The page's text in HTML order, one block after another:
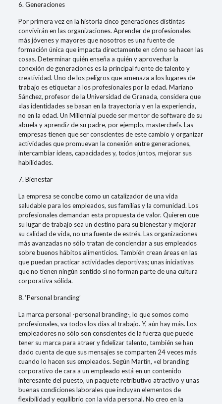
6. Generaciones
Por primera vez en la historia cinco generaciones distintas
convivirán en las organizaciones. Aprender de profesionales
más jóvenes y mayores que nosotros es una fuente de
formación única que impacta directamente en cómo se hacen las
cosas. Determinar quién enseña a quién y aprovechar la
conexión de generaciones es la principal fuente de talento y
creatividad. Uno de los peligros que amenaza a los lugares de
trabajo es etiquetar a los profesionales por la edad. Mariano
Sánchez, profesor de la Universidad de Granada, considera que
«las identidades se basan en la trayectoria y en la experiencia,
no en la edad. Un Millennial puede ser mentor de software de su
abuela y aprendiz de su padre, por ejemplo, masterchef». Las
empresas tienen que ser conscientes de este cambio y organizar
actividades que promuevan la conexión entre generaciones,
intercambiar ideas, capacidades y, todos juntos, mejorar sus
habilidades.
7. Bienestar
La empresa se concibe como un catalizador de una vida
saludable para los empleados, sus familias y la comunidad. Los
profesionales demandan esta propuesta de valor. Quieren que
su lugar de trabajo sea un destino para su bienestar y mejorar
su calidad de vida, no una fuente de estrés. Las organizaciones
más avanzadas no sólo tratan de concienciar a sus empleados
sobre buenos hábitos alimenticios. También crean áreas en las
que puedan practicar actividades deportivas; unas iniciativas
que no tienen ningún sentido si no forman parte de una cultura
corporativa sólida.
8. ‘Personal branding’
La marca personal -personal branding-, lo que somos como
profesionales, va todos los días al trabajo. Y, aún hay más. Los
empleadores no sólo son conscientes de la fuerza que puede
tener su marca para atraer y fidelizar talento, también se han
dado cuenta de que sus mensajes se comparten 24 veces más
cuando lo hacen sus empleados. Según Martín, «el branding
corporativo de cara a un empleado está en un contenido
interesante del puesto, un paquete retributivo atractivo y unas
buenas condiciones laborales que incluyan elementos de
flexibilidad y equilibrio con la vida personal. No creo en la